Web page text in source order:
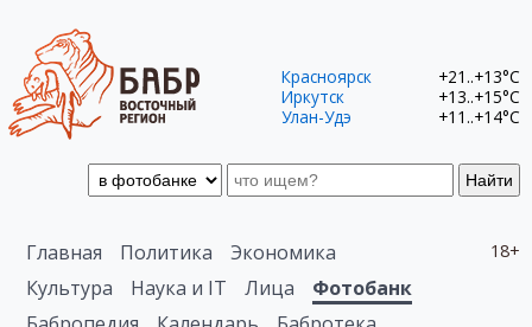
Найти
Красноярск
+21..+13°C
Иркутск
+13..+15°C
Улан-Удэ
+11..+14°C
18+
Главная Политика
Экономика
Культура
Наука и IT Лица
Фотобанк